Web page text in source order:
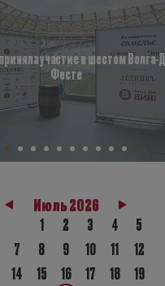
участие в шестом Волга-
Фесте
Июль 2026
1
2 3 4
5
7 8 9 10 11
12
14 15 16 17 18
19